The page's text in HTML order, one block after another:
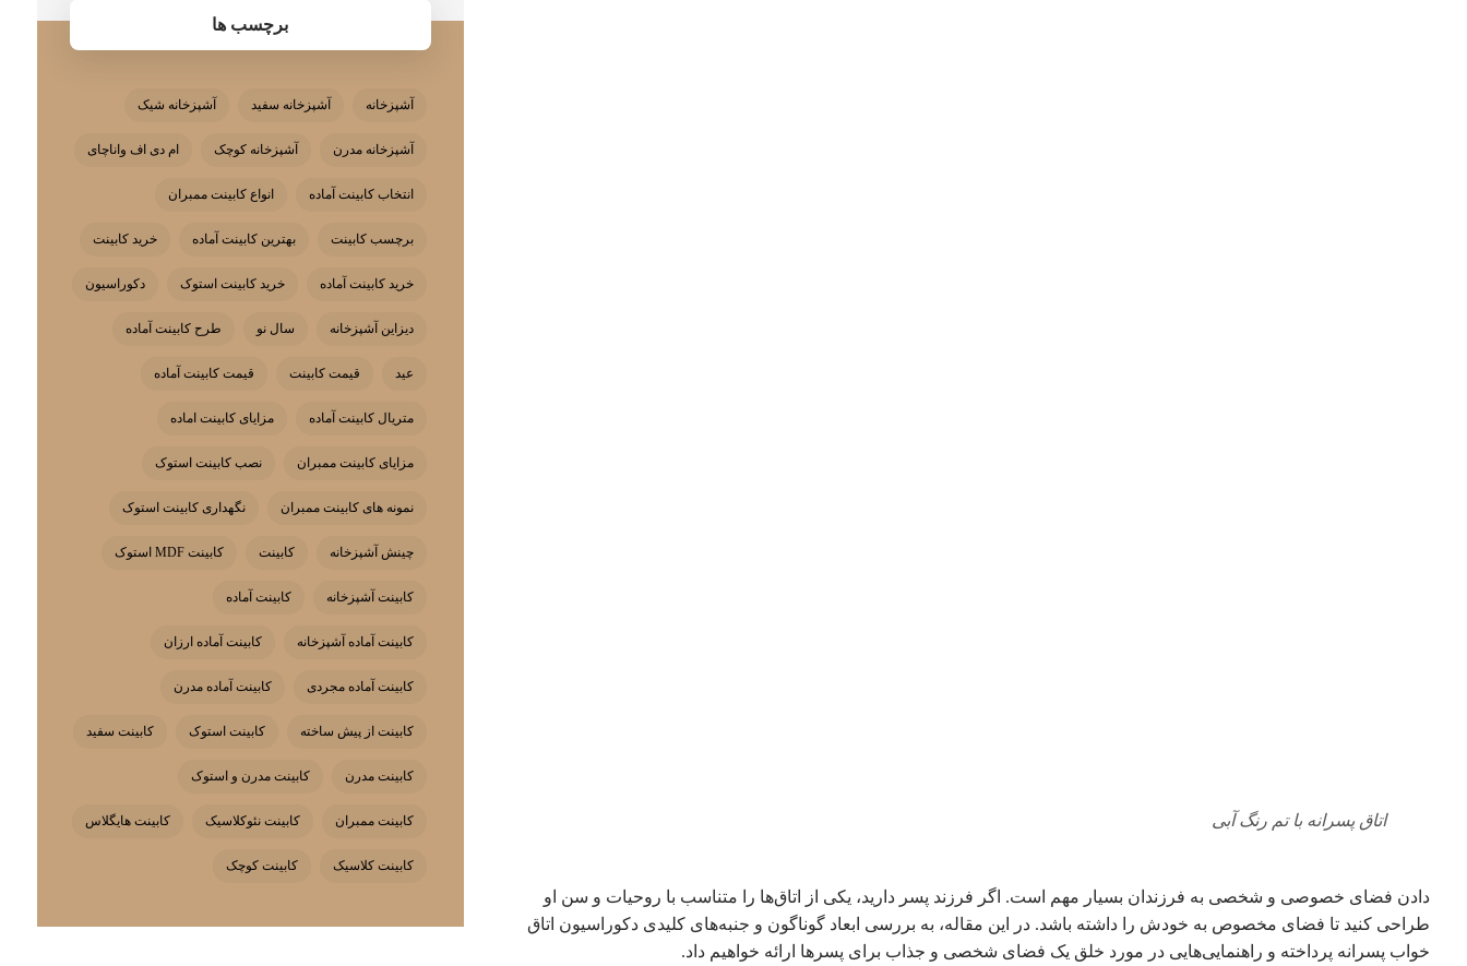
اتاق پسرانه با تم رنگ آبی
دادن فضای خصوصی و شخصی به فرزندان بسیار مهم است. اگر فرزند پسر دارید، یکی از اتاق‌ها را متناسب با روحیات و سن او
طراحی کنید تا فضای مخصوص به خودش را داشته باشد. در این مقاله، به بررسی ابعاد گوناگون و جنبه‌های کلیدی دکوراسیون اتاق
خواب پسرانه پرداخته و راهنمایی‌هایی در مورد خلق یک فضای شخصی و جذاب برای پسرها ارائه خواهیم داد.
برچسب ها
آشپزخانه آشپزخانه سفید آشپزخانه شیک
آشپزخانه مدرن آشپزخانه کوچک ام دی اف واناچای
انتخاب کابینت آماده انواع کابینت ممبران
برچسب کابینت بهترین کابینت آماده خرید کابینت
خرید کابینت آماده خرید کابینت استوک دکوراسیون
دیزاین آشپزخانه سال نو طرح کابینت آماده
عید قیمت کابینت قیمت کابینت آماده
متریال کابینت آماده مزایای کابینت اماده
مزایای کابینت ممبران نصب کابینت استوک
نمونه های کابینت ممبران نگهداری کابینت استوک
چینش آشپزخانه کابینت کابینت MDF استوک
کابینت آشپزخانه کابینت آماده
کابینت آماده آشپزخانه کابینت آماده ارزان
کابینت آماده مجردی کابینت آماده مدرن
کابینت از پیش ساخته کابینت استوک کابینت سفید
کابینت مدرن کابینت مدرن و استوک
کابینت ممبران کابینت نئوکلاسیک کابینت هایگلاس
کابینت کلاسیک کابینت کوچک